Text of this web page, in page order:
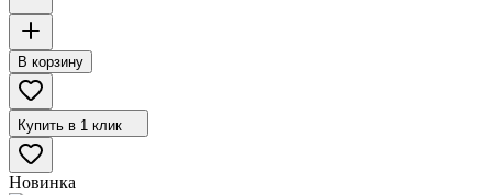
В корзину
Купить в 1 клик
Новинка